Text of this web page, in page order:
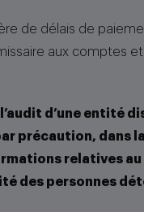
de délais de
aux comptes
d’une entité
précaution, dans
relatives
des personnes